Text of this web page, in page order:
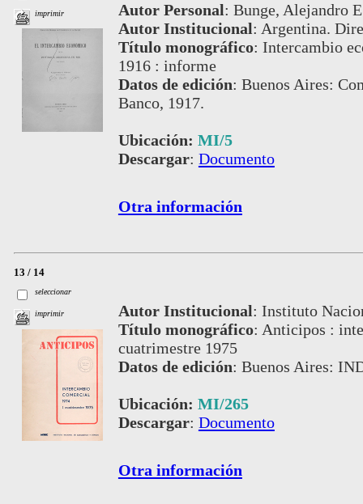
imprimir Autor Personal: Bunge, Alejandro
Autor Institucional: Argentina.
Título monográfico: Intercambio
1916 : informe
Datos de edición: Buenos Aires:
Banco, 1917.
Ubicación: MI/5
Descargar: Documento
Otra información
13 / 14
seleccionar
imprimir Autor Institucional: Instituto
Título monográfico: Anticipos :
cuatrimestre 1975
Datos de edición: Buenos Aires:
Ubicación: MI/265
Descargar: Documento
Otra información